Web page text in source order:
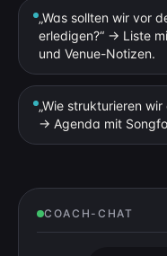
„Was sollten wir vor
erledigen?“ → Liste
und Venue-Notizen.
„Wie strukturieren
→ Agenda mit
COACH-CHAT